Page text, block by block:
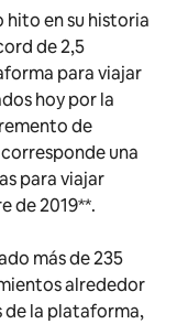
hito en su historia
de 2,5
para viajar
hoy por la
de
una
para viajar
de 2019**.
más de 235
alrededor
de la plataforma,